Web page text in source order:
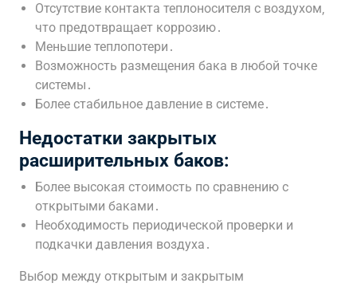
Отсутствие контакта теплоносителя с воздухом‚
что предотвращает коррозию․
Меньшие теплопотери․
Возможность размещения бака в любой точке
системы․
Более стабильное давление в системе․
Недостатки закрытых
расширительных баков:
Более высокая стоимость по сравнению с
открытыми баками․
Необходимость периодической проверки и
подкачки давления воздуха․
Выбор между открытым и закрытым